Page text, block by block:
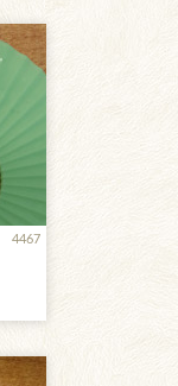
4467